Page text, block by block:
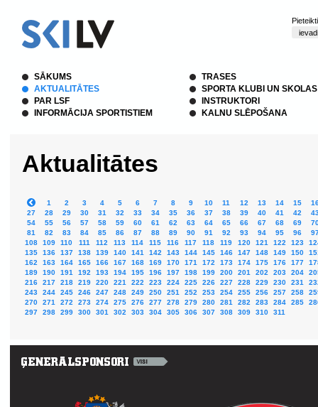
SĀKUMS
AKTUALITĀTES
PAR LSF
INFORMĀCIJA SPORTISTIEM
TRASES
SPORTA KLUBI UN SKOLAS
INSTRUKTORI
KALNU SLĒPOŠANA
Aktualitātes
1 2 3 4 5 6 7 8 9 10 11 12 13 14 15
27
28 29 30 31 32 33 34 35 36 37 38 39 40 41 42
54
55 56 57 58 59 60 61 62 63 64 65 66 67 68 69
81
82 83 84 85 86 87 88 89 90 91 92 93 94 95 96
108
109 110 111 112 113 114 115 116 117 118 119 120 121 122 123
135
136 137 138 139 140 141 142 143 144 145 146 147 148 149 150
162
163 164 165 166 167 168 169 170 171 172 173 174 175 176 177
189
190 191 192 193 194 195 196 197 198 199 200 201 202 203 204
216
217 218 219 220 221 222 223 224 225 226 227 228 229 230 231
243
244 245 246 247 248 249 250 251 252 253 254 255 256 257 258
270
271 272 273 274 275 276 277 278 279 280 281 282 283 284 285
297
298 299 300 301 302 303 304 305 306 307 308 309 310 311